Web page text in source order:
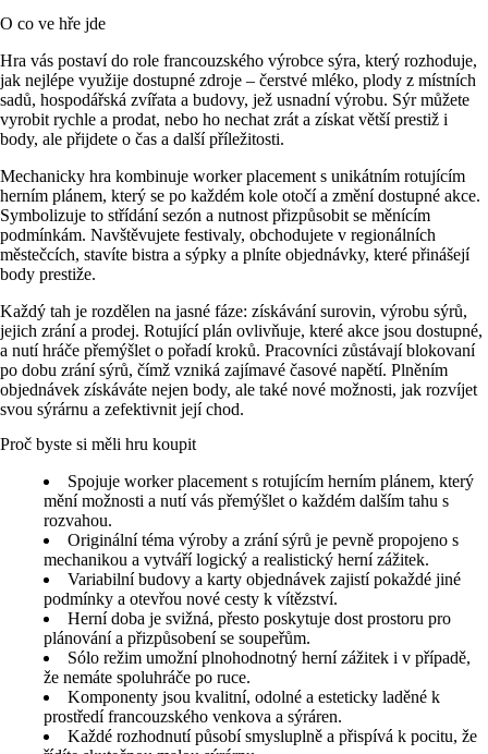
O co ve hře jde
Hra vás postaví do role francouzského výrobce sýra, který rozhoduje,
jak nejlépe využije dostupné zdroje – čerstvé mléko, plody z místních
sadů, hospodářská zvířata a budovy, jež usnadní výrobu. Sýr můžete
vyrobit rychle a prodat, nebo ho nechat zrát a získat větší prestiž i
body, ale přijdete o čas a další příležitosti.
Mechanicky hra kombinuje worker placement s unikátním rotujícím
herním plánem, který se po každém kole otočí a změní dostupné akce.
Symbolizuje to střídání sezón a nutnost přizpůsobit se měnícím
podmínkám. Navštěvujete festivaly, obchodujete v regionálních
městečcích, stavíte bistra a sýpky a plníte objednávky, které přinášejí
body prestiže.
Každý tah je rozdělen na jasné fáze: získávání surovin, výrobu sýrů,
jejich zrání a prodej. Rotující plán ovlivňuje, které akce jsou dostupné,
a nutí hráče přemýšlet o pořadí kroků. Pracovníci zůstávají blokovaní
po dobu zrání sýrů, čímž vzniká zajímavé časové napětí. Plněním
objednávek získáváte nejen body, ale také nové možnosti, jak rozvíjet
svou sýrárnu a zefektivnit její chod.
Proč byste si měli hru koupit
Spojuje worker placement s rotujícím herním plánem, který
mění možnosti a nutí vás přemýšlet o každém dalším tahu s
rozvahou.
Originální téma výroby a zrání sýrů je pevně propojeno s
mechanikou a vytváří logický a realistický herní zážitek.
Variabilní budovy a karty objednávek zajistí pokaždé jiné
podmínky a otevřou nové cesty k vítězství.
Herní doba je svižná, přesto poskytuje dost prostoru pro
plánování a přizpůsobení se soupeřům.
Sólo režim umožní plnohodnotný herní zážitek i v případě,
že nemáte spoluhráče po ruce.
Komponenty jsou kvalitní, odolné a esteticky laděné k
prostředí francouzského venkova a sýráren.
Každé rozhodnutí působí smysluplně a přispívá k pocitu, že